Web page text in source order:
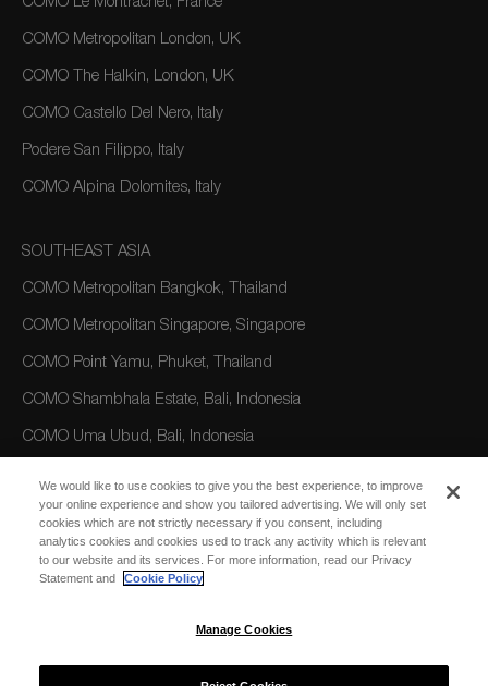
COMO Metropolitan London, UK
COMO The Halkin, London, UK
COMO Castello Del Nero, Italy
Podere San Filippo, Italy
COMO Alpina Dolomites, Italy
SOUTHEAST ASIA
COMO Metropolitan Bangkok, Thailand
COMO Metropolitan Singapore, Singapore
COMO Point Yamu, Phuket, Thailand
COMO Shambhala Estate, Bali, Indonesia
COMO Uma Ubud, Bali, Indonesia
AMERICAS
COMO Parrot Cay, Turks and Caicos
We would like to use cookies to give you the best experience, to improve
your online experience and show you tailored advertising. We will only set
cookies which are not strictly necessary if you consent, including
analytics cookies and cookies used to track any activity which is relevant
to our website and its services. For more information, read our Privacy
Statement and
Cookie Policy
Manage Cookies